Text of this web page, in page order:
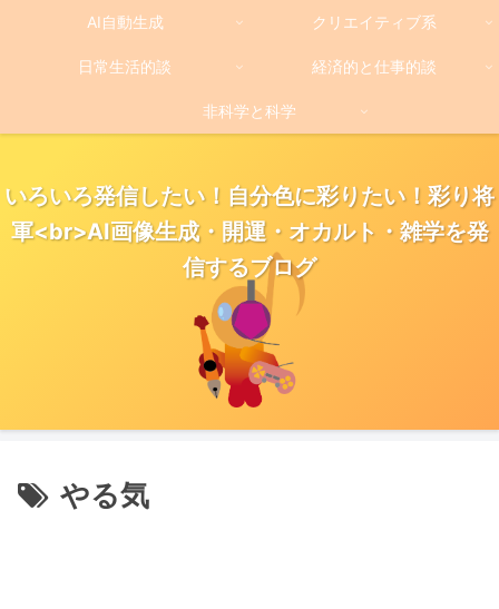
いろいろ発信したい！自分色に彩りたい！彩り将
軍<br>AI画像生成・開運・オカルト・雑学を発
信するブログ
AI自動生成 クリエイティブ系
日常生活的談 経済的と仕事的談
非科学と科学
やる気